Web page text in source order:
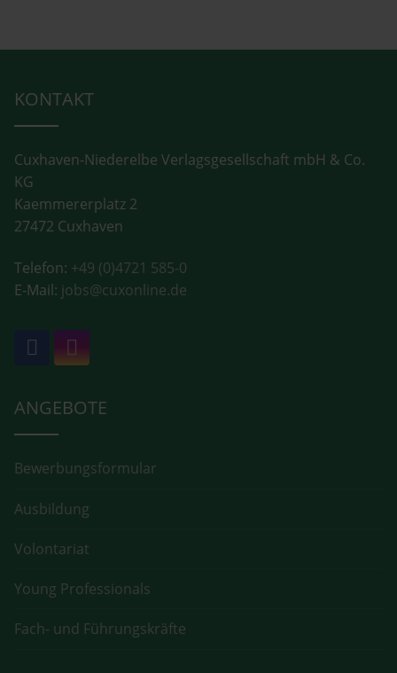
KONTAKT
Cuxhaven-Niederelbe Verlagsgesellschaft mbH & Co.
KG
Kaemmererplatz 2
27472 Cuxhaven
Telefon: +49 (0)4721 585-0
E-Mail: jobs@cuxonline.de
ANGEBOTE
Bewerbungsformular
Ausbildung
Volontariat
Young Professionals
Fach- und Führungskräfte